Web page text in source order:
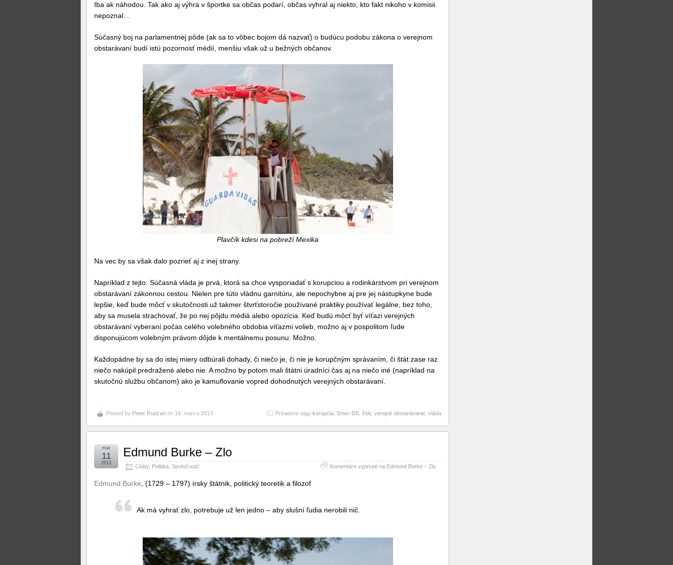
Iba ak náhodou. Tak ako aj výhra v športke sa občas podarí, občas vyhral aj niekto, kto fakt nikoho v komisii
nepoznal…
Súčasný boj na parlamentnej pôde (ak sa to vôbec bojom dá nazvať) o budúcu podobu zákona o verejnom
obstarávaní budí istú pozornosť médií, menšiu však už u bežných občanov.
Plavčík kdesi na pobreží Mexika
Na vec by sa však dalo pozrieť aj z inej strany.
Napríklad z tejto: Súčasná vláda je prvá, ktorá sa chce vysporiadať s korupciou a rodinkárstvom pri verejnom
obstarávaní zákonnou cestou. Nielen pre túto vládnu garnitúru, ale nepochybne aj pre jej nástupkyne bude
lepšie, keď bude môcť v skutočnosti už takmer štvrťstoročie používané praktiky používať legálne, bez toho,
aby sa musela strachovať, že po nej pôjdu médiá alebo opozícia. Keď budú môcť byť víťazi verejných
obstarávaní vyberaní počas celého volebného obdobia víťazmi volieb, možno aj v pospolitom ľude
disponujúcom volebným právom dôjde k mentálnemu posunu. Možno.
Každopádne by sa do istej miery odbúrali dohady, či niečo je, či nie je korupčným správaním, či štát zase raz
niečo nakúpil predražené alebo nie. A možno by potom mali štátni úradníci čas aj na niečo iné (napríklad na
skutočnú službu občanom) ako je kamuflovanie vopred dohodnutých verejných obstarávaní.
Posted by Peter Rudzan on 16. marca 2013 Priradené tagy:korupcia Smer-DS štát verejné obstarávanie vláda
Edmund Burke – Zlo
Citáty, Politika Spoločnosť Komentáre vypnuté na Edmund Burke – Zlo
mar
11
2013
Edmund Burke , (1729 – 1797) írsky štátnik, politický teoretik a filozof
Ak má vyhrať zlo, potrebuje už len jedno – aby slušní ľudia nerobili nič.